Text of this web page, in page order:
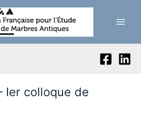
Ier colloque de